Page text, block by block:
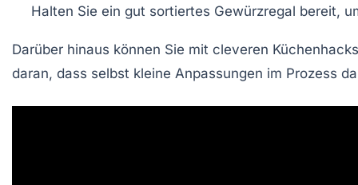
Halten Sie ein gut sortiertes Gewürzregal bereit,
Darüber hinaus können Sie mit cleveren Küchenhacks
daran, dass selbst kleine Anpassungen im Prozess